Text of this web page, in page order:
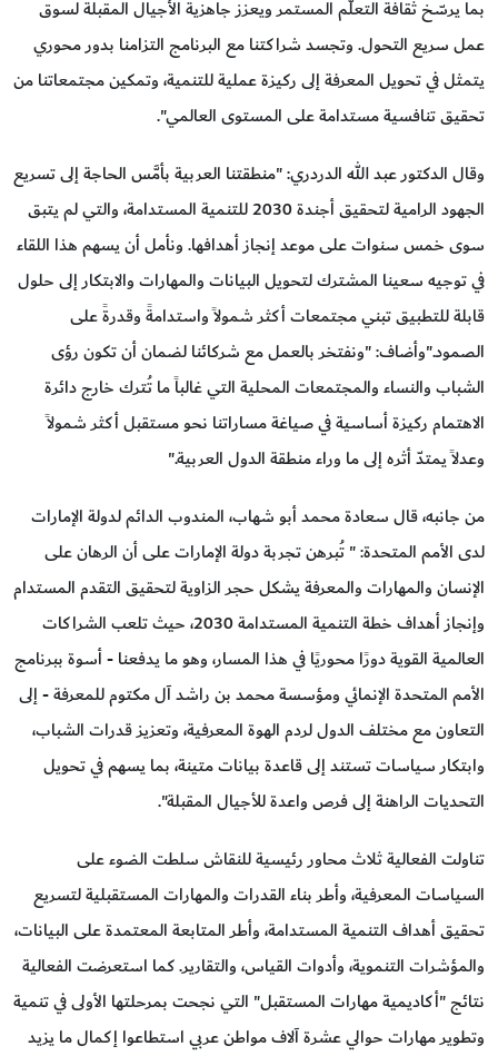
بما يرسّخ ثقافة التعلّم المستمر ويعزز جاهزية الأجيال المقبلة لسوق
عمل سريع التحول. وتجسد شراكتنا مع البرنامج التزامنا بدور محوري
يتمثل في تحويل المعرفة إلى ركيزة عملية للتنمية، وتمكين مجتمعاتنا من
تحقيق تنافسية مستدامة على المستوى العالمي".
وقال الدكتور عبد الله الدردري: "منطقتنا العربية بأمَّس الحاجة إلى تسريع
الجهود الرامية لتحقيق أجندة 2030 للتنمية المستدامة، والتي لم يتبق
سوى خمس سنوات على موعد إنجاز أهدافها. ونأمل أن يسهم هذا اللقاء
في توجيه سعينا المشترك لتحويل البيانات والمهارات والابتكار إلى حلول
قابلة للتطبيق تبني مجتمعات أكثر شمولاً واستدامةً وقدرةً على
الصمود."وأضاف: "ونفتخر بالعمل مع شركائنا لضمان أن تكون رؤى
الشباب والنساء والمجتمعات المحلية التي غالباً ما تُترك خارج دائرة
الاهتمام ركيزة أساسية في صياغة مساراتنا نحو مستقبل أكثر شمولاً
وعدلاً يمتدّ أثره إلى ما وراء منطقة الدول العربية."
من جانبه، قال سعادة محمد أبو شهاب، المندوب الدائم لدولة الإمارات
لدى الأمم المتحدة: " تُبرهن تجربة دولة الإمارات على أن الرهان على
الإنسان والمهارات والمعرفة يشكل حجر الزاوية لتحقيق التقدم المستدام
وإنجاز أهداف خطة التنمية المستدامة 2030، حيث تلعب الشراكات
العالمية القوية دورًا محوريًا في هذا المسار، وهو ما يدفعنا - أسوة ببرنامج
الأمم المتحدة الإنمائي ومؤسسة محمد بن راشد آل مكتوم للمعرفة - إلى
التعاون مع مختلف الدول لردم الهوة المعرفية، وتعزيز قدرات الشباب،
وابتكار سياسات تستند إلى قاعدة بيانات متينة، بما يسهم في تحويل
التحديات الراهنة إلى فرص واعدة للأجيال المقبلة".
تناولت الفعالية ثلاث محاور رئيسية للنقاش سلطت الضوء على
السياسات المعرفية، وأطر بناء القدرات والمهارات المستقبلية لتسريع
تحقيق أهداف التنمية المستدامة، وأطر المتابعة المعتمدة على البيانات،
والمؤشرات التنموية، وأدوات القياس، والتقارير. كما استعرضت الفعالية
نتائج "أكاديمية مهارات المستقبل" التي نجحت بمرحلتها الأولى في تنمية
وتطوير مهارات حوالي عشرة آلاف مواطن عربي استطاعوا إكمال ما يزيد